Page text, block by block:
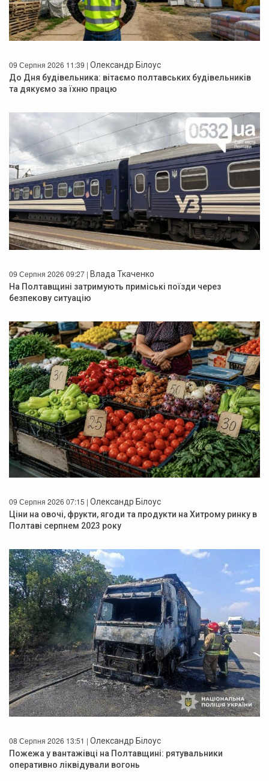
09 Серпня 2026 11:39 | Олександр Білоус
До Дня будівельника: вітаємо полтавських будівельників
та дякуємо за їхню працю
09 Серпня 2026 09:27 | Влада Ткаченко
На Полтавщині затримують приміські поїзди через
безпекову ситуацію
09 Серпня 2026 07:15 | Олександр Білоус
Ціни на овочі, фрукти, ягоди та продукти на Хитрому ринку в
Полтаві серпнем 2023 року
08 Серпня 2026 13:51 | Олександр Білоус
Пожежа у вантажівці на Полтавщині: рятувальники
оперативно ліквідували вогонь